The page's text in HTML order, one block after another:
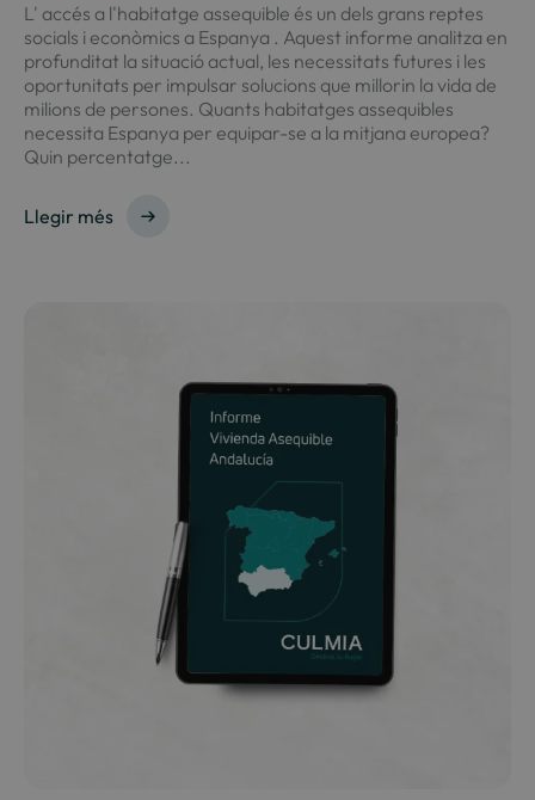
L' accés a l'habitatge assequible és un dels grans reptes
socials i econòmics a Espanya . Aquest informe analitza en
profunditat la situació actual, les necessitats futures i les
oportunitats per impulsar solucions que millorin la vida de
milions de persones. Quants habitatges assequibles
necessita Espanya per equipar-se a la mitjana europea?
Quin percentatge...
Llegir més